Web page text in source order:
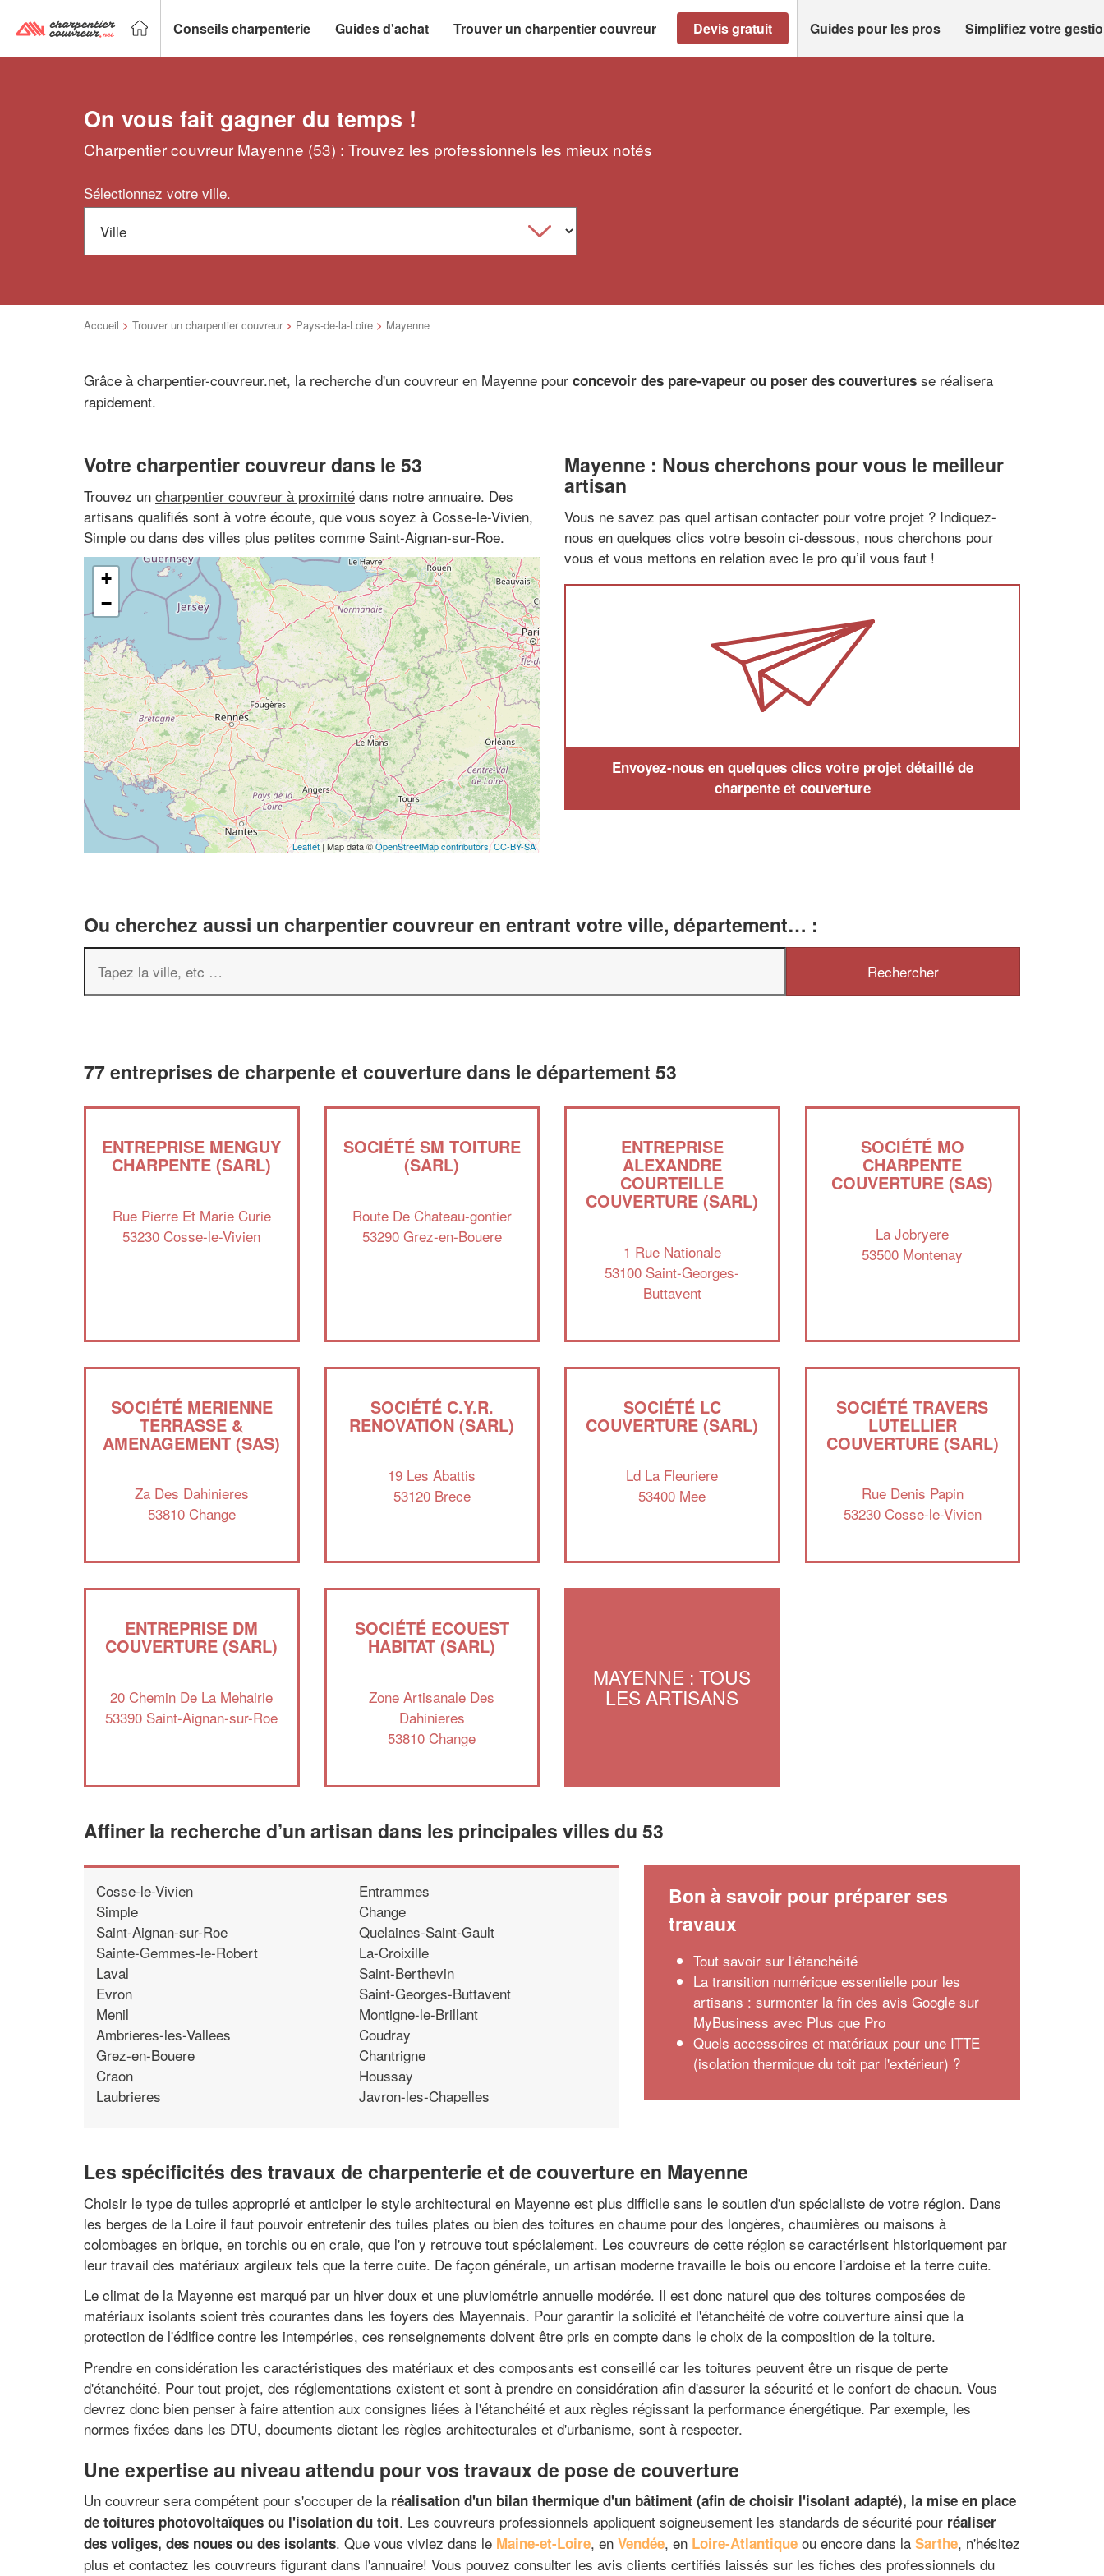
Conseils charpenterie Guides d'achat Trouver un charpentier couvreur Devis gratuit Guides pour les pros Simplifiez votre
On vous fait gagner du temps !
Charpentier couvreur Mayenne (53) : Trouvez les professionnels les mieux notés
Sélectionnez votre ville.
Accueil > Trouver un charpentier couvreur > Pays-de-la-Loire > Mayenne
Grâce à charpentier-couvreur.net, la recherche d'un couvreur en Mayenne pour concevoir des pare-vapeur ou poser des couvertures se réalisera
rapidement.
Votre charpentier couvreur dans le 53
Trouvez un charpentier couvreur à proximité dans notre annuaire. Des
artisans qualifiés sont à votre écoute, que vous soyez à Cosse-le-Vivien,
Simple ou dans des villes plus petites comme Saint-Aignan-sur-Roe.
+
−
Leaflet | Map data ©OpenStreetMap contributors,CC-BY-SA
Mayenne : Nous cherchons pour vous le meilleur
artisan
Vous ne savez pas quel artisan contacter pour votre projet ? Indiquez-
nous en quelques clics votre besoin ci-dessous, nous cherchons pour
vous et vous mettons en relation avec le pro qu’il vous faut !
Envoyez-nous en quelques clics votre projet détaillé de
charpente et couverture
Ou cherchez aussi un charpentier couvreur en entrant votre ville, département… :
77 entreprises de charpente et couverture dans le département 53
ENTREPRISE MENGUY
CHARPENTE (SARL)
Rue Pierre Et Marie Curie
53230 Cosse-le-Vivien
SOCIÉTÉ SM TOITURE
(SARL)
Route De Chateau-gontier
53290 Grez-en-Bouere
ENTREPRISE
ALEXANDRE
COURTEILLE
COUVERTURE (SARL)
1 Rue Nationale
53100 Saint-Georges-
Buttavent
SOCIÉTÉ MO
CHARPENTE
COUVERTURE (SAS)
La Jobryere
53500 Montenay
SOCIÉTÉ MERIENNE
TERRASSE &
AMENAGEMENT (SAS)
Za Des Dahinieres
53810 Change
SOCIÉTÉ C.Y.R.
RENOVATION (SARL)
19 Les Abattis
53120 Brece
SOCIÉTÉ LC
COUVERTURE (SARL)
Ld La Fleuriere
53400 Mee
SOCIÉTÉ TRAVERS
LUTELLIER
COUVERTURE (SARL)
Rue Denis Papin
53230 Cosse-le-Vivien
ENTREPRISE DM
COUVERTURE (SARL)
20 Chemin De La Mehairie
53390 Saint-Aignan-sur-Roe
SOCIÉTÉ ECOUEST
HABITAT (SARL)
Zone Artisanale Des
Dahinieres
53810 Change
MAYENNE : TOUS
LES ARTISANS
Affiner la recherche d’un artisan dans les principales villes du 53
Cosse-le-Vivien
Simple
Saint-Aignan-sur-Roe
Sainte-Gemmes-le-Robert
Laval
Evron
Menil
Ambrieres-les-Vallees
Grez-en-Bouere
Craon
Laubrieres
Entrammes
Change
Quelaines-Saint-Gault
La-Croixille
Saint-Berthevin
Saint-Georges-Buttavent
Montigne-le-Brillant
Coudray
Chantrigne
Houssay
Javron-les-Chapelles
Bon à savoir pour préparer ses
travaux
Tout savoir sur l'étanchéité
La transition numérique essentielle pour les
artisans : surmonter la fin des avis Google sur
MyBusiness avec Plus que Pro
Quels accessoires et matériaux pour une ITTE
(isolation thermique du toit par l'extérieur) ?
Les spécificités des travaux de charpenterie et de couverture en Mayenne
Choisir le type de tuiles approprié et anticiper le style architectural en Mayenne est plus difficile sans le soutien d'un spécialiste de votre région. Dans
les berges de la Loire il faut pouvoir entretenir des tuiles plates ou bien des toitures en chaume pour des longères, chaumières ou maisons à
colombages en brique, en torchis ou en craie, que l'on y retrouve tout spécialement. Les couvreurs de cette région se caractérisent historiquement par
leur travail des matériaux argileux tels que la terre cuite. De façon générale, un artisan moderne travaille le bois ou encore l'ardoise et la terre cuite.
Le climat de la Mayenne est marqué par un hiver doux et une pluviométrie annuelle modérée. Il est donc naturel que des toitures composées de
matériaux isolants soient très courantes dans les foyers des Mayennais. Pour garantir la solidité et l'étanchéité de votre couverture ainsi que la
protection de l'édifice contre les intempéries, ces renseignements doivent être pris en compte dans le choix de la composition de la toiture.
Prendre en considération les caractéristiques des matériaux et des composants est conseillé car les toitures peuvent être un risque de perte
d'étanchéité. Pour tout projet, des réglementations existent et sont à prendre en considération afin d'assurer la sécurité et le confort de chacun. Vous
devrez donc bien penser à faire attention aux consignes liées à l'étanchéité et aux règles régissant la performance énergétique. Par exemple, les
normes fixées dans les DTU, documents dictant les règles architecturales et d'urbanisme, sont à respecter.
Une expertise au niveau attendu pour vos travaux de pose de couverture
Un couvreur sera compétent pour s'occuper de la réalisation d'un bilan thermique d'un bâtiment (afin de choisir l'isolant adapté), la mise en place
de toitures photovoltaïques ou l'isolation du toit. Les couvreurs professionnels appliquent soigneusement les standards de sécurité pour réaliser
des voliges, des noues ou des isolants. Que vous viviez dans le Maine-et-Loire, en Vendée, en Loire-Atlantique ou encore dans la Sarthe, n'hésitez
plus et contactez les couvreurs figurant dans l'annuaire! Vous pouvez consulter les avis clients certifiés laissés sur les fiches des professionnels du
✕
professionnel ?
Augmentez votrechiffre d'affaires
nouveaux clients!